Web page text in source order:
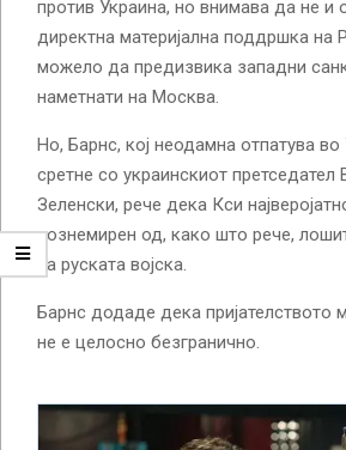
против Украина, но внимава да не и
директна материјална поддршка на
можело да предизвика западни
наметнати на Москва.
Но, Барнс, кој неодамна отпатува
сретне со украинскиот
Зеленски, рече дека Кси
вознемирен од, како што рече,
на руската војска.
Барнс додаде дека пријателството
не е целосно безгранично.